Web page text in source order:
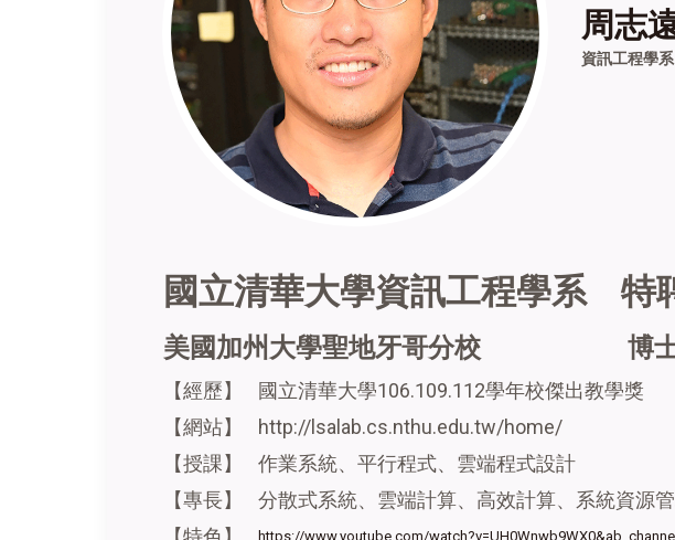
周志
資訊工程學系
國立清華大學資訊工程學系 特
美國加州大學聖地牙哥分校 博
【經歷】 國立清華大學106.109.112學年校傑出教學獎
【網站】 http://lsalab.cs.nthu.edu.tw/home/
【授課】 作業系統、平行程式、雲端程式設計
【專長】
分散式系統、雲端計算、高效計算、系統資源
https://www.youtube.com/